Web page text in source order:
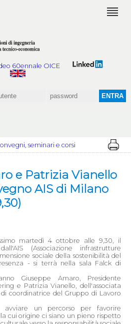
60ennale OICE
seminari e corsi
e Patrizia Vianello
AIS di Milano
martedì 4 ottobre alle 9,30, il
(Associazione infrastrutture
sociale della sostenibilità del
- si terrà nella sala Falck di
Giuseppe Amaro, Presidente
e Patrizia Vianello, dell'associata
coordinatrice del Gruppo di Lavoro
avviare un percorso per favorire
cui origine ci siano un pieno rispetto